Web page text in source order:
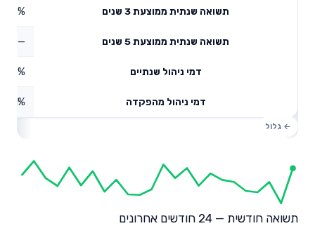
תשואה שנתית ממוצעת 3 שנים 11.7%
תשואה שנתית ממוצעת 5 שנים —
דמי ניהול שנתיים 0.18%
דמי ניהול מהפקדה 1%
תשואה חודשית — 24 חודשים אחרונים